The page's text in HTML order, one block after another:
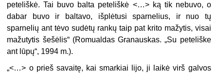
peteliškė. Tai buvo balta peteliškė <…> ką tik nebuvo, o
dabar buvo ir baltavo, išplėtusi sparnelius, ir nuo tų
sparnelių ant tėvo sudėtų rankų taip pat krito mažytis, visai
mažutytis šešėlis“ (Romualdas Granauskas. „Su peteliške
ant lūpų“, 1994 m.).
„<…> o prieš savaitę, kai smarkiai lijo, ji laikė virš galvos